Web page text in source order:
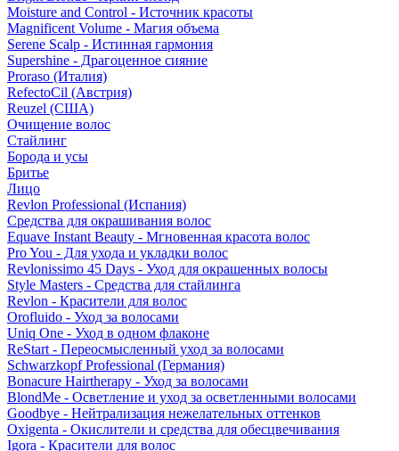
Moisture and Control - Источник красоты
Magnificent Volume - Магия объема
Serene Scalp - Истинная гармония
Supershine - Драгоценное сияние
Proraso (Италия)
RefectoCil (Австрия)
Reuzel (США)
Очищение волос
Стайлинг
Борода и усы
Бритье
Лицо
Revlon Professional (Испания)
Средства для окрашивания волос
Equave Instant Beauty - Мгновенная красота волос
Pro You - Для ухода и укладки волос
Revlonissimo 45 Days - Уход для окрашенных волосы
Style Masters - Средства для стайлинга
Revlon - Красители для волос
Orofluido - Уход за волосами
Uniq One - Уход в одном флаконе
ReStart - Переосмысленный уход за волосами
Schwarzkopf Professional (Германия)
Bonacure Hairtherapy - Уход за волосами
BlondMe - Осветление и уход за осветленными волосами
Goodbye - Нейтрализация нежелательных оттенков
Oxigenta - Окислители и средства для обесцвечивания
Igora - Красители для волос